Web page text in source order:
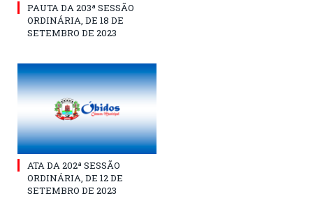
PAUTA DA 203ª SESSÃO
ORDINÁRIA, DE 18 DE
SETEMBRO DE 2023
ATA DA 202ª SESSÃO
ORDINÁRIA, DE 12 DE
SETEMBRO DE 2023